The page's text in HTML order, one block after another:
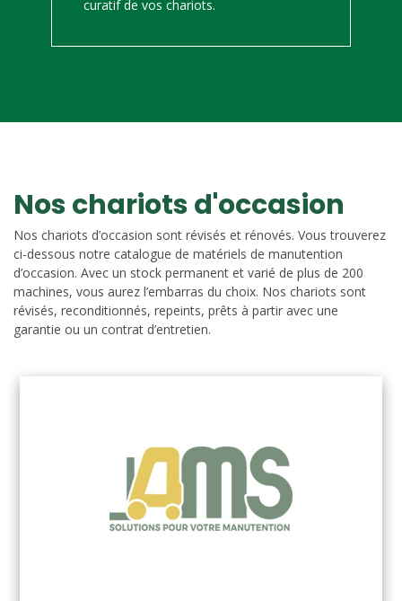
curatif de vos chariots.
Nos chariots d'occasion
Nos chariots d’occasion sont révisés et rénovés. Vous trouverez
ci-dessous notre catalogue de matériels de manutention
d’occasion. Avec un stock permanent et varié de plus de 200
machines, vous aurez l’embarras du choix. Nos chariots sont
révisés, reconditionnés, repeints, prêts à partir avec une
garantie ou un contrat d’entretien.